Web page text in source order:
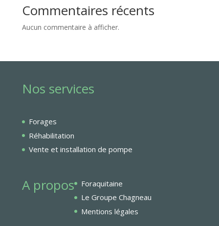
Commentaires récents
Aucun commentaire à afficher.
Nos services
Forages
Réhabilitation
Vente et installation de pompe
A propos
Foraquitaine
Le Groupe Chagneau
Mentions légales